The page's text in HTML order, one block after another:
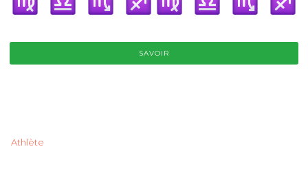
SAVOIR
Athlète